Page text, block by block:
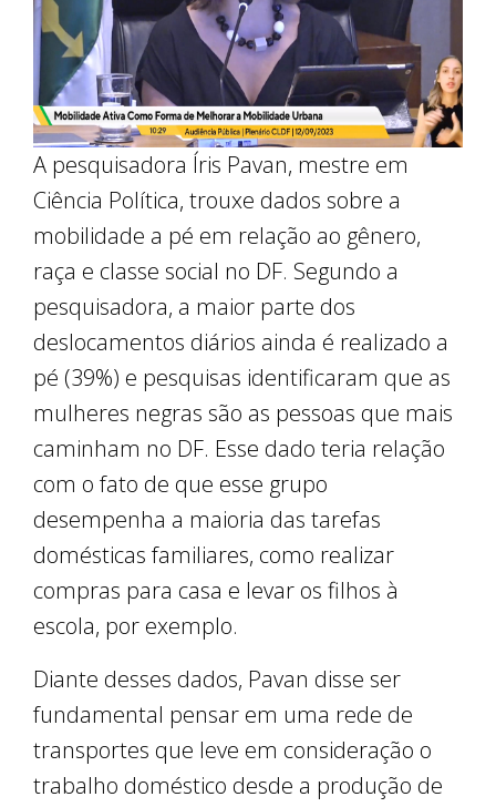
A pesquisadora Íris Pavan, mestre em
Ciência Política, trouxe dados sobre a
mobilidade a pé em relação ao gênero,
raça e classe social no DF. Segundo a
pesquisadora, a maior parte dos
deslocamentos diários ainda é realizado a
pé (39%) e pesquisas identificaram que as
mulheres negras são as pessoas que mais
caminham no DF. Esse dado teria relação
com o fato de que esse grupo
desempenha a maioria das tarefas
domésticas familiares, como realizar
compras para casa e levar os filhos à
escola, por exemplo.
Diante desses dados, Pavan disse ser
fundamental pensar em uma rede de
transportes que leve em consideração o
trabalho doméstico desde a produção de